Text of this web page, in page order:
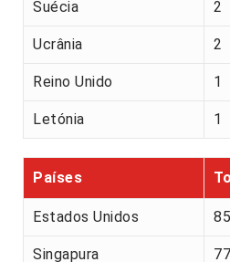
Suécia 2
Ucrânia 2
Reino Unido 1
Letónia 1
Países
Estados Unidos 85
Singapura 77